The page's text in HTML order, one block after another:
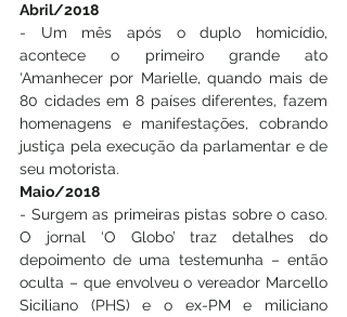
Abril/2018
- Um mês após o duplo homicídio,
acontece o primeiro grande ato
‘Amanhecer por Marielle, quando mais de
80 cidades em 8 países diferentes, fazem
homenagens e manifestações, cobrando
justiça pela execução da parlamentar e de
seu motorista.
Maio/2018
- Surgem as primeiras pistas sobre o caso.
O jornal ‘O Globo’ traz detalhes do
depoimento de uma testemunha – então
oculta – que envolveu o vereador Marcello
Siciliano (PHS) e o ex-PM e miliciano